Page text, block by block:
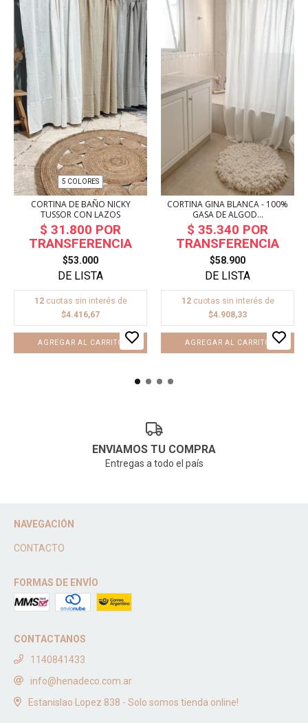
5 COLORES
CORTINA DE BAÑO NICKY
TUSSOR CON LAZOS
$53.000
12 cuotas sin interés de
$4.416,67
AGREGAR AL CARRITO
CORTINA GINA BLANCA - 100%
GASA DE ALGOD...
$58.900
12 cuotas sin interés de
$4.908,33
ENVIAMOS TU COMPRA
Entregas a todo el país
NAVEGACIÓN
CONTACTO
FORMAS DE ENVÍO
CONTACTANOS
1140841433
info@henadeco.com.ar
Estanislao Lopez 838 - Solo somos tienda online!